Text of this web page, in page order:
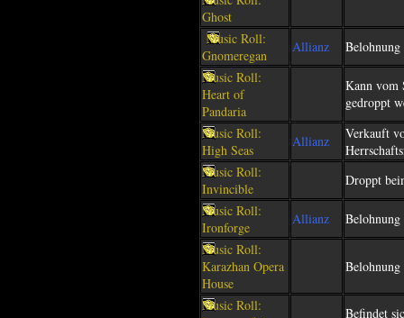
Ghost
Music Roll:
Gnomeregan
Allianz
Music Roll:
Heart of
Pandaria
Kann vom
gedroppt
Music Roll:
High Seas
Allianz
Verkauft
Music Roll:
Invincible
Droppt
Music Roll:
Ironforge
Allianz
Music Roll:
Karazhan Opera
House
Music Roll:
Befindet